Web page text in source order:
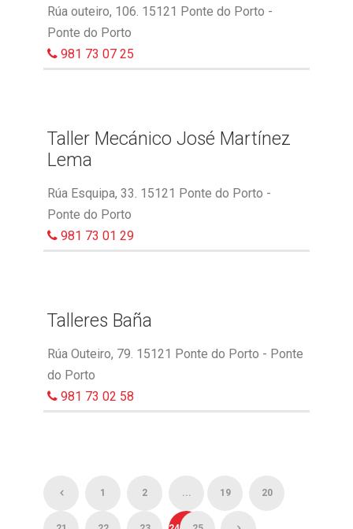
Rúa outeiro, 106. 15121 Ponte do Porto -
Ponte do Porto
981 73 07 25
Taller Mecánico José Martínez
Lema
Rúa Esquipa, 33. 15121 Ponte do Porto -
Ponte do Porto
981 73 01 29
Talleres Baña
Rúa Outeiro, 79. 15121 Ponte do Porto - Ponte
do Porto
981 73 02 58
1 2 ... 19 20